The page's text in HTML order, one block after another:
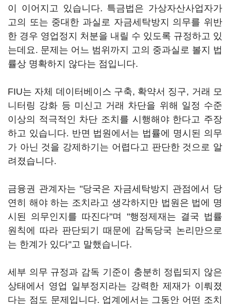
이 이어지고 있습니다. 특금법은 가상자산사업자가
고의 또는 중대한 과실로 자금세탁방지 의무를 위반
한 경우 영업정지 처분을 내릴 수 있도록 규정하고 있
는데요. 문제는 어느 범위까지 고의 중과실로 볼지 법
률상 명확하지 않다는 점입니다.
FIU는 자체 데이터베이스 구축, 확약서 징구, 거래 모
니터링 강화 등 미신고 거래 차단을 위해 일정 수준
이상의 적극적인 차단 조치를 시행해야 한다고 주장
하고 있습니다. 반면 법원에서는 법률에 명시된 의무
가 아닌 것을 강제하기는 어렵다고 판단한 것으로 알
려졌습니다.
금융권 관계자는 "당국은 자금세탁방지 관점에서 당
연히 해야 하는 조치라고 생각하지만 법원은 법에 명
시된 의무인지를 따진다"며 "행정제재는 결국 법률
원칙에 따라 판단되기 때문에 감독당국 논리만으로
는 한계가 있다"고 말했습니다.
세부 의무 규정과 감독 기준이 충분히 정립되지 않은
상태에서 영업 일부정지라는 강력한 제재가 이뤄졌
다는 점도 문제입니다. 업계에서는 그동안 어떤 조치